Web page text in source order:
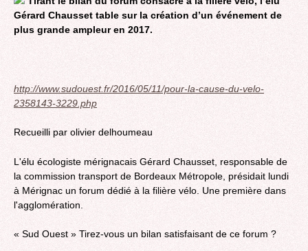
Gérard Chausset table sur la création d’un événement de
plus grande ampleur en 2017.
http://www.sudouest.fr/2016/05/11/pour-la-cause-du-velo-
2358143-3229.php
Recueilli par olivier delhoumeau
L'élu écologiste mérignacais Gérard Chausset, responsable de
la commission transport de Bordeaux Métropole, présidait lundi
à Mérignac un forum dédié à la filière vélo. Une première dans
l'agglomération.
« Sud Ouest » Tirez-vous un bilan satisfaisant de ce forum ?